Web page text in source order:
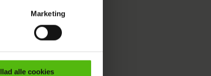
indhold til dig.
Vi indsamler data
Marketing
alle cookies